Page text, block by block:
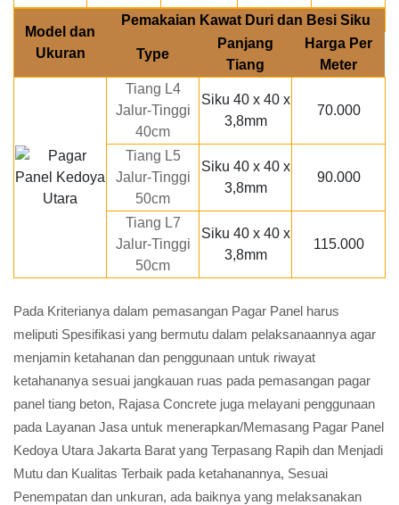
Model dan
Ukuran
Pemakaian Kawat Duri dan Besi Siku
Type
Panjang
Tiang
Harga Per
Meter
Tiang L4
Jalur-Tinggi
40cm
Siku 40 x 40 x
3,8mm
70.000
Tiang L5
Jalur-Tinggi
50cm
Siku 40 x 40 x
3,8mm
90.000
Tiang L7
Jalur-Tinggi
50cm
Siku 40 x 40 x
3,8mm
115.000
Pada Kriterianya dalam pemasangan Pagar Panel harus
meliputi Spesifikasi yang bermutu dalam pelaksanaannya agar
menjamin ketahanan dan penggunaan untuk riwayat
ketahananya sesuai jangkauan ruas pada pemasangan pagar
panel tiang beton, Rajasa Concrete juga melayani penggunaan
pada Layanan Jasa untuk menerapkan/Memasang Pagar Panel
Kedoya Utara Jakarta Barat yang Terpasang Rapih dan Menjadi
Mutu dan Kualitas Terbaik pada ketahanannya, Sesuai
Penempatan dan unkuran, ada baiknya yang melaksanakan